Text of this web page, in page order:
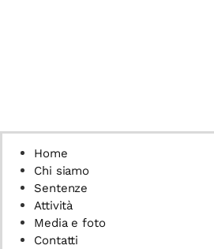
Home
Chi siamo
Sentenze
Attività
Media e foto
Contatti